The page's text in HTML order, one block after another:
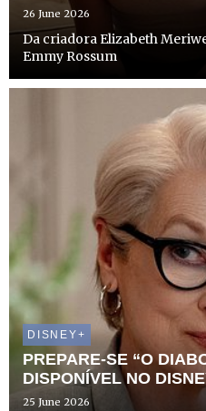
26 June 2026
Da criadora Elizabeth
Emmy Rossum
DISNEY+
PREPARE-SE “O
DISPONÍVEL NO
25 June 2026